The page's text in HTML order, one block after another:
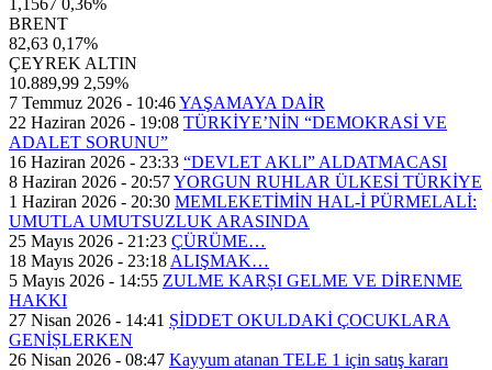
1,1567 0,36%
BRENT
82,63 0,17%
ÇEYREK ALTIN
10.889,99 2,59%
7 Temmuz 2026 - 10:46YAŞAMAYA DAİR
22 Haziran 2026 - 19:08 TÜRKİYE’NİN “DEMOKRASİ VE
ADALET SORUNU”
16 Haziran 2026 - 23:33 “DEVLET AKLI” ALDATMACASI
8 Haziran 2026 - 20:57YORGUN RUHLAR ÜLKESİ TÜRKİYE
1 Haziran 2026 - 20:30 MEMLEKETİMİN HAL-İ PÜRMELALİ:
UMUTLA UMUTSUZLUK ARASINDA
25 Mayıs 2026 - 21:23 ÇÜRÜME…
18 Mayıs 2026 - 23:18 ALIŞMAK…
5 Mayıs 2026 - 14:55 ZULME KARȘI GELME VE DİRENME
HAKKI
27 Nisan 2026 - 14:41 ȘİDDET OKULDAKİ ÇOCUKLARA
GENİȘLERKEN
26 Nisan 2026 - 08:47 Kayyum atanan TELE 1 için satış kararı